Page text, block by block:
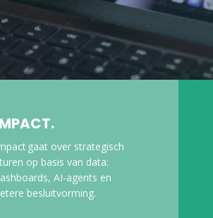
gaat over strategisch
op basis van data:
AI-agents en
besluitvorming.